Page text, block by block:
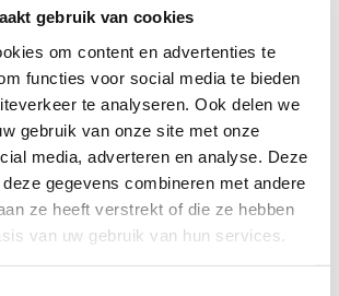
gebruik van cookies
om content en advertenties te
functies voor social media te bieden
te analyseren. Ook delen we
gebruik van onze site met onze
media, adverteren en analyse. Deze
gegevens combineren met andere
ze heeft verstrekt of die ze hebben
van uw gebruik van hun services.